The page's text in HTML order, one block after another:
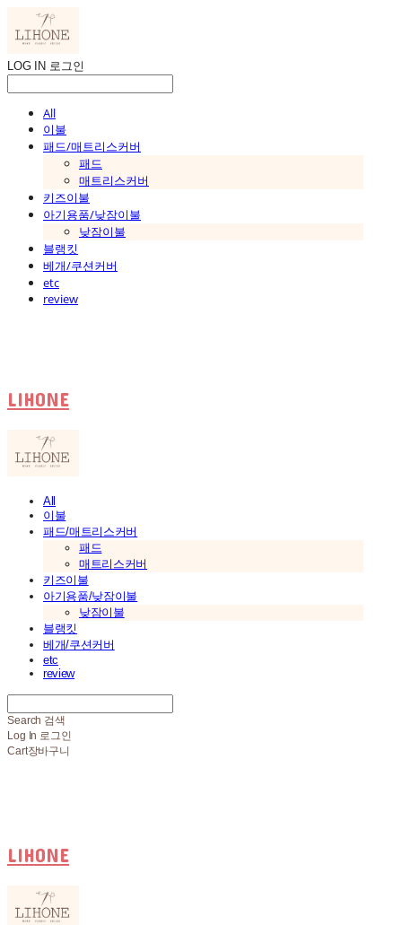
LOG IN 로그인
All
이불
패드/매트리스커버
패드
매트리스커버
키즈이불
아기용품/낮잠이불
낮잠이불
블랭킷
베개/쿠션커버
etc
review
LIHONE
All
이불
패드/매트리스커버
패드
매트리스커버
키즈이불
아기용품/낮잠이불
낮잠이불
블랭킷
베개/쿠션커버
etc
review
Search 검색
Log In 로그인
Cart장바구니
LIHONE